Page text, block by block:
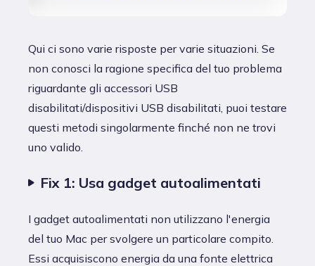
Qui ci sono varie risposte per varie situazioni. Se
non conosci la ragione specifica del tuo problema
riguardante gli accessori USB
disabilitati/dispositivi USB disabilitati, puoi testare
questi metodi singolarmente finché non ne trovi
uno valido.
Fix 1: Usa gadget autoalimentati
I gadget autoalimentati non utilizzano l'energia
del tuo Mac per svolgere un particolare compito.
Essi acquisiscono energia da una fonte elettrica